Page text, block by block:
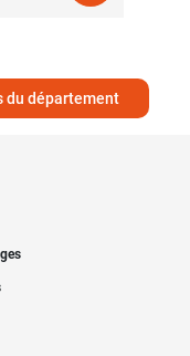
du département